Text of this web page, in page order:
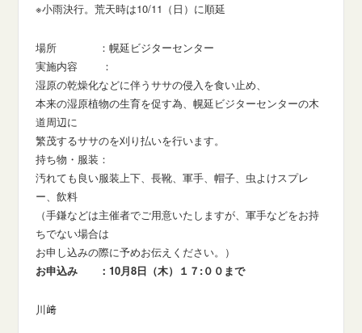
※小雨決行。荒天時は10/11（日）に順延
場所 ：幌延ビジターセンター
実施内容 ：
湿原の乾燥化などに伴うササの侵入を食い止め、
本来の湿原植物の生育を促す為、幌延ビジターセンターの木
道周辺に
繁茂するササのを刈り払いを行います。
持ち物・服装：
汚れても良い服装上下、長靴、軍手、帽子、虫よけスプレ
ー、飲料
（手鎌などは主催者でご用意いたしますが、軍手などをお持
ちでない場合は
お申し込みの際に予めお伝えください。）
お申込み ：10月8日（木）１７:００まで
川﨑